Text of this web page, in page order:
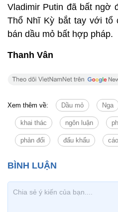
Vladimir Putin đã bất ngờ
Thổ Nhĩ Kỳ bắt tay với tổ
bán dầu mỏ bất hợp pháp.
Thanh Vân
Xem thêm về: Dầu mỏ Nga
khai thác ngôn luận
phản đối đấu khẩu